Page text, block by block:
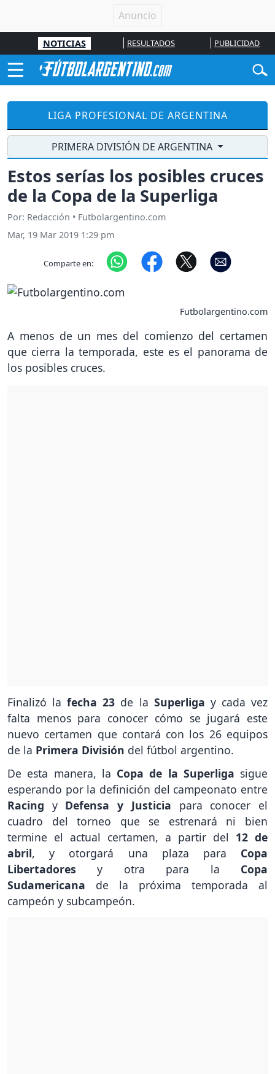
NOTICIAS RESULTADOS PUBLICIDAD
LIGA PROFESIONAL DE ARGENTINA
PRIMERA DIVISIÓN DE ARGENTINA
Estos serías los posibles cruces
de la Copa de la Superliga
Por: Redacción • Futbolargentino.com
Mar, 19 Mar 2019 1:29 pm
Comparte en:
Futbolargentino.com
A menos de un mes del comienzo del certamen
que cierra la temporada, este es el panorama de
los posibles cruces.
Finalizó lafecha 23 de la Superliga y cada vez
falta menos para conocer cómo se jugará este
nuevo certamen que contará con los 26 equipos
de la Primera División del fútbol argentino.
De esta manera, la Copa de la Superliga sigue
esperando por la definición del campeonato entre
Racing y Defensa y Justicia para conocer el
cuadro del torneo que se estrenará ni bien
termine el actual certamen, a partir del 12 de
abril, y otorgará una plaza para Copa
Libertadores y otra para la Copa
Sudamericana de la próxima temporada al
campeón y subcampeón.